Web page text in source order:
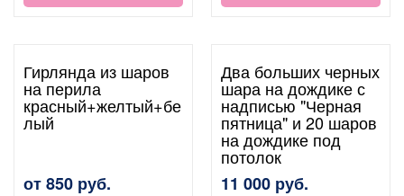
Гирлянда из шаров
на перила
красный+желтый+бе
лый
от 850 руб.
Два больших черных
шара на дождике с
надписью "Черная
пятница" и 20 шаров
на дождике под
потолок
11 000 руб.